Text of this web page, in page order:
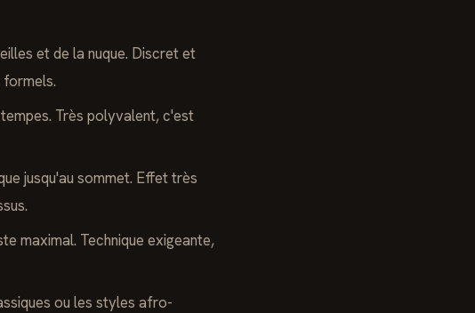
et de la nuque. Discret et
Très polyvalent, c'est
jusqu'au sommet. Effet très
maximal. Technique exigeante,
ou les styles afro-